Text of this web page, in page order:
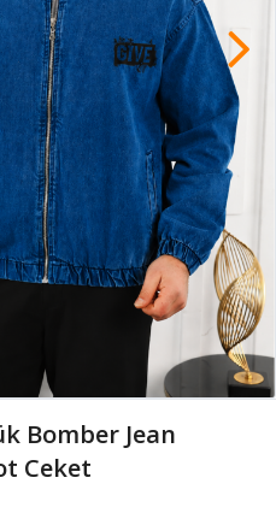
Bomber Jean
Ceket